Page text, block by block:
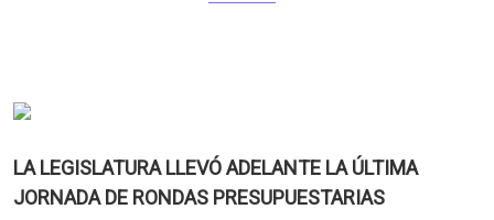
LA LEGISLATURA LLEVÓ ADELANTE LA ÚLTIMA
JORNADA DE RONDAS PRESUPUESTARIAS